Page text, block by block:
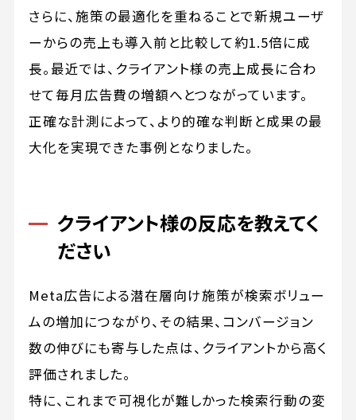
さらに、施策の最適化を重ねることで新規ユーザ
ーからの売上も導入前と比較して約1.5倍に成
長。最近では、クライアント様の売上成長に合わ
せて毎月広告費の増額へとつながっています。
正確な計測によって、より的確な判断と成果の最
大化を実現できた事例となりました。
クライアント様の反応を教えてく
ださい
Meta広告による潜在層向け施策が検索ボリュー
ムの増加につながり、その結果、コンバージョン
数の伸びにも寄与した点は、クライアントから高く
評価されました。
特に、これまで可視化が難しかった検索行動の変